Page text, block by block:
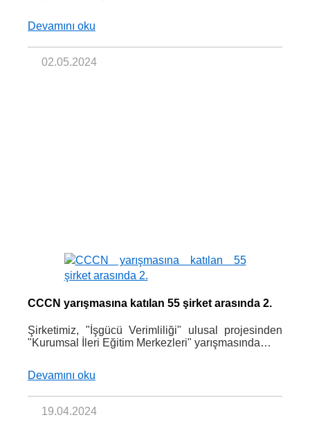
Devamını oku
02.05.2024
CCCN yarışmasına katılan 55 şirket arasında 2.
Şirketimiz, "İşgücü Verimliliği" ulusal projesinden
"Kurumsal İleri Eğitim Merkezleri" yarışmasında…
Devamını oku
19.04.2024